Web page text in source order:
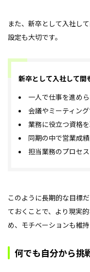
また、新卒として入社し
設定も大切です。
新卒として入社して間
一人で仕事を進め
会議やミーティン
業務に役立つ資格
同期の中で営業成
担当業務のプロセ
このように長期的な目標
ておくことで、より現実
め、モチベーションも維
何でも自分から挑